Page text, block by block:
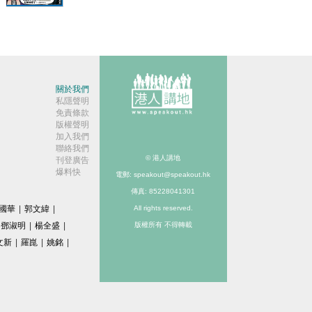
關於我們
私隱聲明
免責條款
版權聲明
加入我們
聯絡我們
刊登廣告
爆料快
華 | 郭文緯 |
鄧淑明 | 楊全盛 |
新 | 羅崑 | 姚銘 |
© 港人講地
電郵: speakout@speakout.hk
傳真: 85228041301
All rights reserved.
版權所有 不得轉載